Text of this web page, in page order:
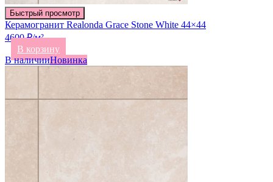
Быстрый просмотр
Керамогранит Realonda Grace Stone White 44×44
4600 ₽/м²
В корзину
В наличииНовинка